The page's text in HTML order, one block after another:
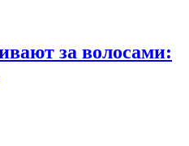
за волосами: